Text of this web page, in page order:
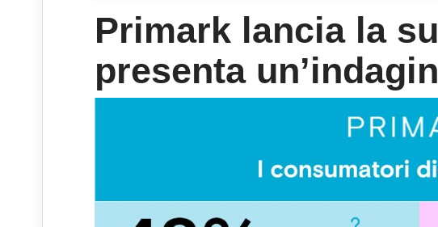
Primark lancia la
presenta